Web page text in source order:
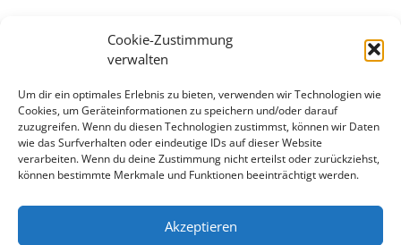
Cookie-Zustimmung
verwalten
Um dir ein optimales Erlebnis zu bieten, verwenden wir Technologien wie
Cookies, um Geräteinformationen zu speichern und/oder darauf
zuzugreifen. Wenn du diesen Technologien zustimmst, können wir Daten
wie das Surfverhalten oder eindeutige IDs auf dieser Website
verarbeiten. Wenn du deine Zustimmung nicht erteilst oder zurückziehst,
können bestimmte Merkmale und Funktionen beeinträchtigt werden.
Akzeptieren
Die mit Sternchen (*) gekennzeichneten
Verweise sind sogenannte Provision-Links.
Wenn du auf so einen Verweislink klickst und
über diesen Link einkaufst, bekomme ich von
deinem Einkauf eine Provision. Für dich
verändert sich der Preis nicht.
qualifizierten Käufen.